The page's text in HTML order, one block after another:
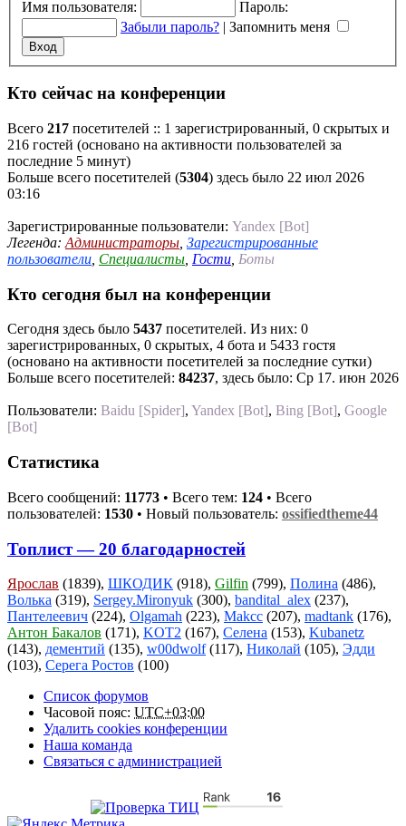
Имя пользователя:
Пароль:
Забыли пароль? | Запомнить меня
Кто сейчас на конференции
Всего 217 посетителей :: 1 зарегистрированный, 0 скрытых и
216 гостей (основано на активности пользователей за
последние 5 минут)
Больше всего посетителей (5304) здесь было 22 июл 2026
03:16
Зарегистрированные пользователи: Yandex [Bot]
Легенда: Администраторы Зарегистрированные
пользователи Специалисты Гости Боты
Кто сегодня был на конференции
Сегодня здесь было 5437 посетителей. Из них: 0
зарегистрированных, 0 скрытых, 4 бота и 5433 гостя
(основано на активности посетителей за последние сутки)
Больше всего посетителей: 84237, здесь было: Ср 17. июн 2026
Пользователи: Baidu [Spider], Yandex [Bot], Bing [Bot], Google
[Bot]
Статистика
Всего сообщений: 11773 • Всего тем: 124 • Всего
пользователей: 1530 • Новый пользователь: ossifiedtheme44
Топлист — 20 благодарностей
Ярослав (1839), ШКОДИК (918), Gilfin (799), Полина (486),
Волька (319), Sergey.Mironyuk (300), bandital_alex (237),
Пантелеевич (224), Olgamah (223), Makcc (207), madtank (176),
Антон Бакалов (171), KOT2 (167), Селена (153), Kubanetz
(143), дементий (135), w00dwolf(117), Николай (105), Эдди
(103), Серега Ростов (100)
Список форумов
Часовой пояс: UTC+03:00
Удалить cookies конференции
Наша команда
Связаться с администрацией